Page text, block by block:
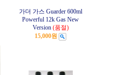
가더 가스 Guarder 600ml
Powerful 12k Gas New
Version (품절)
15,000원